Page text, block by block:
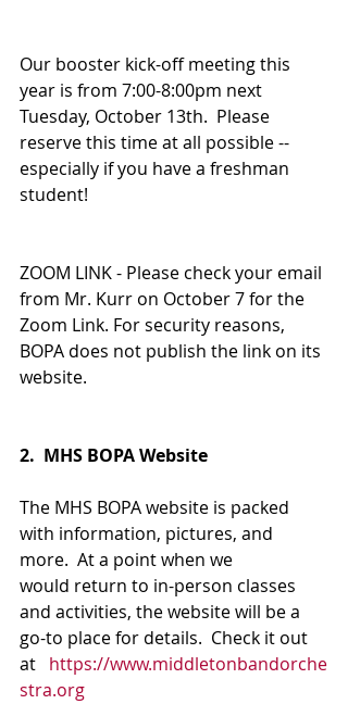
Our booster kick-off meeting this
year is from 7:00-8:00pm next
Tuesday, October 13th.  Please
reserve this time at all possible --
especially if you have a freshman
student!
ZOOM LINK - Please check your email
from Mr. Kurr on October 7 for the
Zoom Link. For security reasons,
BOPA does not publish the link on its
website.
2.  MHS BOPA Website
The MHS BOPA website is packed
with information, pictures, and
more.  At a point when we
would return to in-person classes
and activities, the website will be a
go-to place for details.  Check it out
at https://www.middletonbandorche
stra.org